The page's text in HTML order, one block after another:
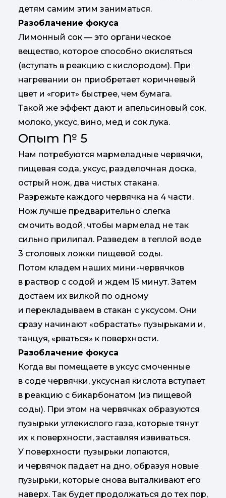
детям самим этим заниматься.
Разоблачение фокуса
Лимонный сок — это органическое
вещество, которое способно окисляться
(вступать в реакцию с кислородом). При
нагревании он приобретает коричневый
цвет и «горит» быстрее, чем бумага.
Такой же эффект дают и апельсиновый сок,
молоко, уксус, вино, мед и сок лука.
Опыт № 5
Нам потребуются мармеладные червячки,
пищевая сода, уксус, разделочная доска,
острый нож, два чистых стакана.
Разрежьте каждого червячка на 4 части.
Нож лучше предварительно слегка
смочить водой, чтобы мармелад не так
сильно прилипал. Разведем в теплой воде
3 столовых ложки пищевой соды.
Потом кладем наших мини-червячков
в раствор с содой и ждем 15 минут. Затем
достаем их вилкой по одному
и перекладываем в стакан с уксусом. Они
сразу начинают «обрастать» пузырьками и,
танцуя, «рваться» к поверхности.
Разоблачение фокуса
Когда вы помещаете в уксус смоченные
в соде червячки, уксусная кислота вступает
в реакцию с бикарбонатом (из пищевой
соды). При этом на червячках образуются
пузырьки углекислого газа, которые тянут
их к поверхности, заставляя извиваться.
У поверхности пузырьки лопаются,
и червячок падает на дно, образуя новые
пузырьки, которые снова выталкивают его
наверх. Так будет продолжаться до тех пор,